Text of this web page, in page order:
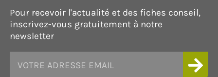
Pour recevoir l'actualité et des fiches conseil,
inscrivez-vous gratuitement à notre
newsletter